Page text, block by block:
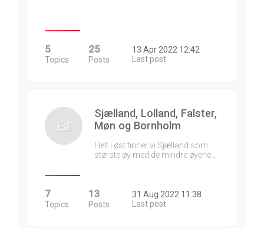
5
Topics
25
Posts
13 Apr 2022 12:42
Last post
Sjælland, Lolland, Falster,
Møn og Bornholm
Helt i øst finner vi Sjælland som
største øy med de mindre øyene…
7
Topics
13
Posts
31 Aug 2022 11:38
Last post